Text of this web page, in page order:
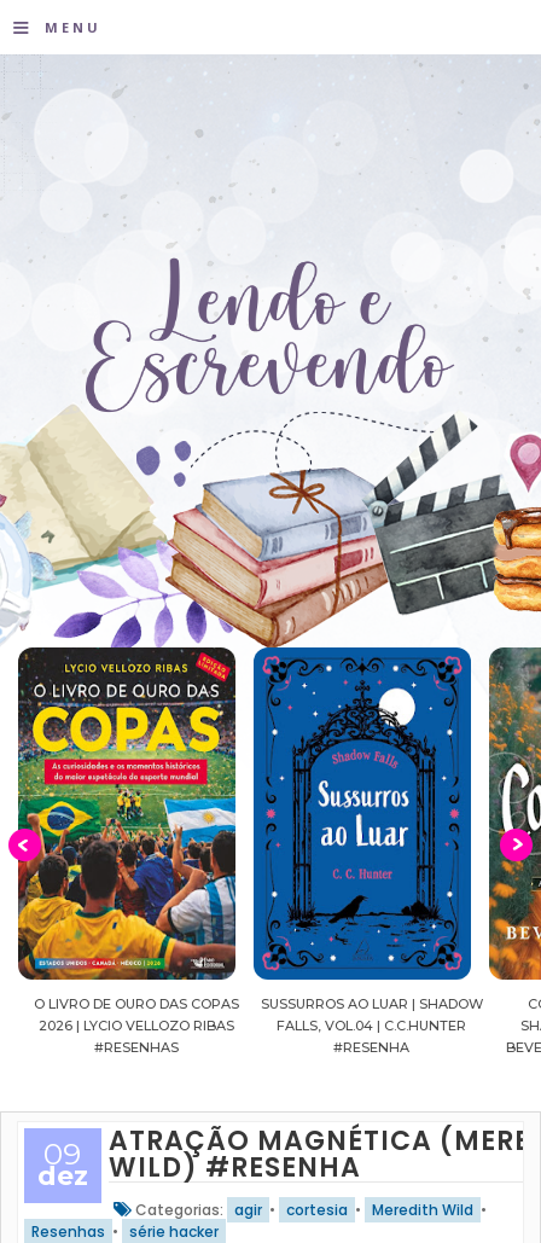
≡ MENU
O LIVRO DE OURO DAS COPAS
2026 | LYCIO VELLOZO RIBAS
#RESENHAS
SUSSURROS AO LUAR | SHADOW
FALLS, VOL.04 | C.C.HUNTER
#RESENHA
09
dez
ATRAÇÃO MAGNÉTICA
WILD) #RESENHA
Categorias: agir • cortesia • Meredith Wild •
Resenhas • série hacker